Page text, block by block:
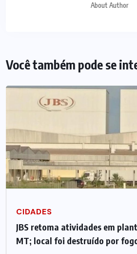
About Author
Você também pode se
CIDADES
JBS retoma atividades em
MT; local foi destruído por